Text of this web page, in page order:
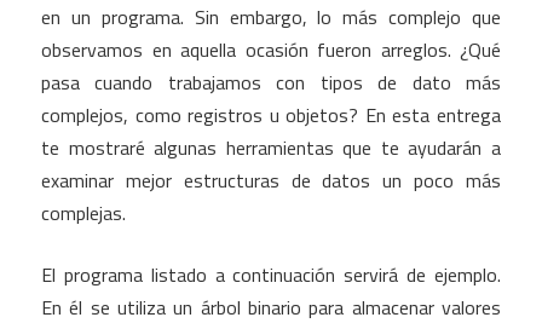
en un programa. Sin embargo, lo más complejo que
observamos en aquella ocasión fueron arreglos. ¿Qué
pasa cuando trabajamos con tipos de dato más
complejos, como registros u objetos? En esta entrega
te mostraré algunas herramientas que te ayudarán a
examinar mejor estructuras de datos un poco más
complejas.
El programa listado a continuación servirá de ejemplo.
En él se utiliza un árbol binario para almacenar valores